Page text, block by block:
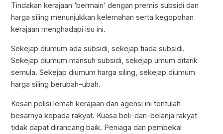
Tindakan kerajaan ‘bermain’ dengan premis subsidi dan
harga siling menunjukkan kelemahan serta kegopohan
kerajaan menghadapi isu ini.
Sekejap diumum ada subsidi, sekejap tiada subsidi.
Sekejap diumum mansuh subsidi, sekejap umum ditarik
semula. Sekejap diumum harga siling, sekejap diumum
harga siling berubah-ubah.
Kesan polisi lemah kerajaan dan agensi ini tentulah
besarnya kepada rakyat. Kuasa beli-dan-belanja rakyat
tidak dapat dirancang baik. Peniaga dan pembekal